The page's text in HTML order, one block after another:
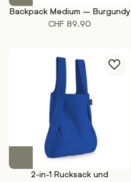
Backpack Medium – Burgundy
CHF 89.90
2-in-1 Rucksack und